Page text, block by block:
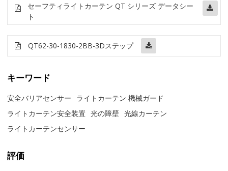
セーフティライトカーテン QT シリーズ データシー
ト
QT62-30-1830-2BB-3Dステップ
キーワード
安全バリアセンサー
ライトカーテン 機械ガード
ライトカーテン安全装置 光の障壁 光線カーテン
ライトカーテンセンサー
評価